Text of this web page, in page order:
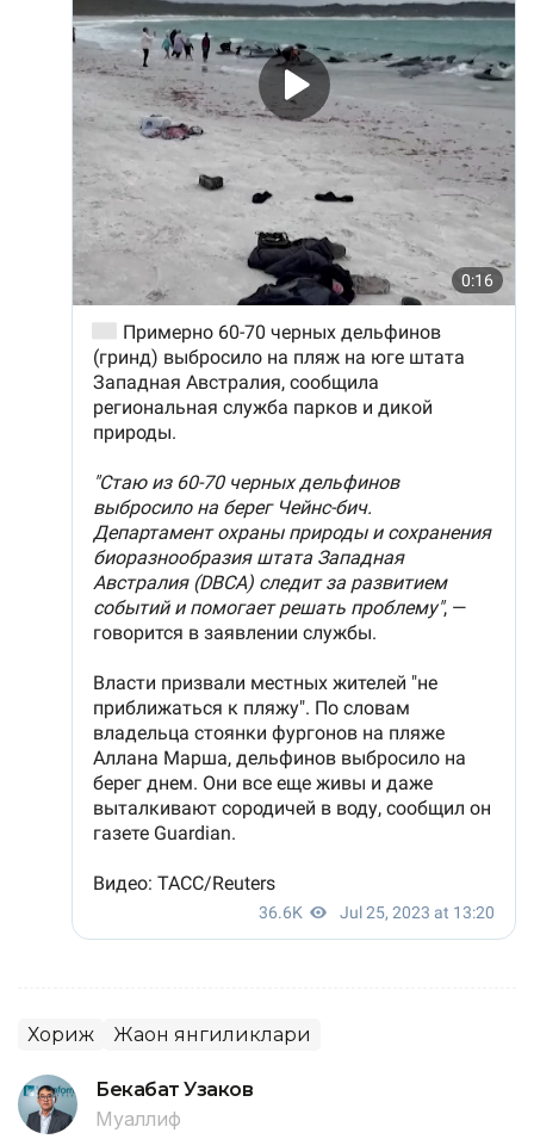
Хориж Жаҳон янгиликлари
Бекабат Узаков
Муаллиф